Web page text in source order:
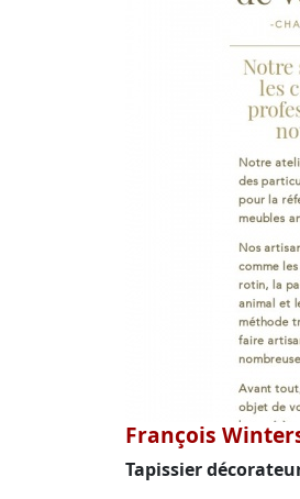
François
Tapissier